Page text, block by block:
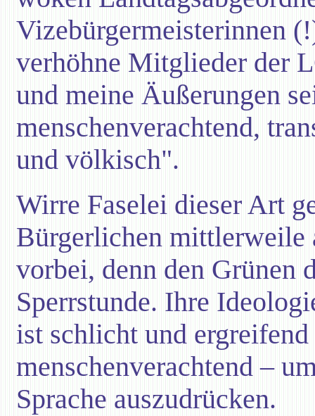
Vizebürgermeisterinnen
verhöhne Mitglieder der
und meine Äußerungen
menschenverachtend,
und völkisch".
Wirre Faselei dieser Art
Bürgerlichen mittlerweile
vorbei, denn den Grünen
Sperrstunde. Ihre
ist schlicht und
menschenverachtend –
Sprache auszudrücken.